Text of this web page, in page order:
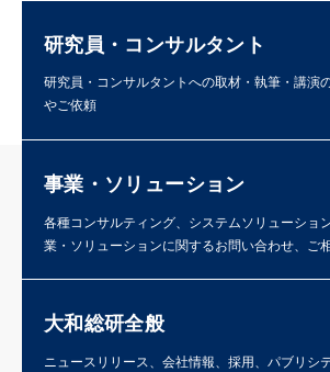
研究員・コンサルタント
研究員・コンサルタントへの取材・執筆・講演
やご依頼
事業・ソリューション
各種コンサルティング、システムソリューショ
業・ソリューションに関するお問い合わせ、ご
大和総研全般
ニュースリリース、会社情報、採用、パブリシ